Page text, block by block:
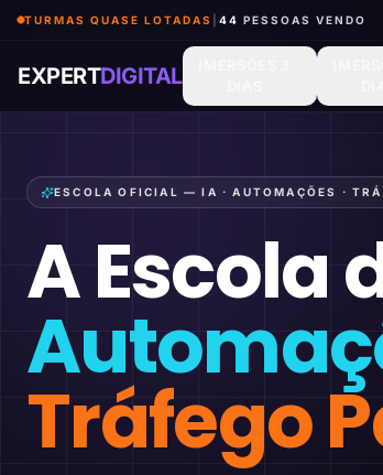
TURMAS QUASE LOTADAS 44 PESSOAS VENDO
EXPERTDIGITAL
ESCOLA OFICIAL — IA · AUTOMAÇÕES ·
A Escola
Tráfego